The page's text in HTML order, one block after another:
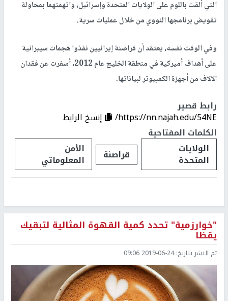
التي ألقت باللوم على الولايات المتحدة وإسرائيل، واتهمتهما بمحاولة
تقويض برنامجها النووي من خلال عمليات سرية.
وفي الوقت نفسه، يعتقد أن قراصنة إيرانيين نفذوا هجمات سيبرانية
على أهداف أميركية في منطقة الخليج عام 2012، أسفرت عن فقدان
الآلاف من أجهزة الكمبيوتر لبياناتها.
رابط قصير
https://nn.najah.edu/54NE/
إنسخ الرابط
الكلمات المفتاحية
الولايات
المتحدة قراصنة الأمن
المعلوماتي
"خوارزمية" تحدد كمية القهوة المثالية لتبقيك
يقظا
تم النشر بتاريخ:2019-06-24 09:06